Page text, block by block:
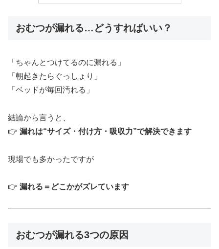
おむつが漏れる…どうすればいい？
「ちゃんとつけてるのに漏れる」
「朝起きたらぐっしょり」
「ベッドが毎回汚れる」
結論から言うと、
👉 漏れは“サイズ・付け方・吸収力”で解決できます
現場でも多かったですが
👉 漏れる＝どこかがズレています
おむつが漏れる3つの原因